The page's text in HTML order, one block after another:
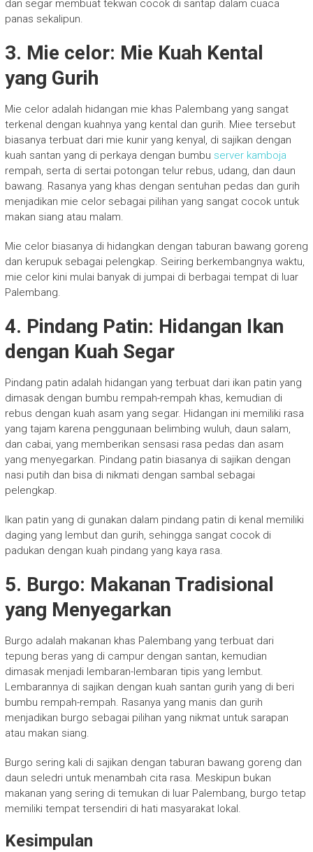
dan segar membuat tekwan cocok di santap dalam cuaca
panas sekalipun.
3. Mie celor: Mie Kuah Kental
yang Gurih
Mie celor adalah hidangan mie khas Palembang yang sangat
terkenal dengan kuahnya yang kental dan gurih. Miee tersebut
biasanya terbuat dari mie kunir yang kenyal, di sajikan dengan
kuah santan yang di perkaya dengan bumbu server kamboja
rempah, serta di sertai potongan telur rebus, udang, dan daun
bawang. Rasanya yang khas dengan sentuhan pedas dan gurih
menjadikan mie celor sebagai pilihan yang sangat cocok untuk
makan siang atau malam.
Mie celor biasanya di hidangkan dengan taburan bawang goreng
dan kerupuk sebagai pelengkap. Seiring berkembangnya waktu,
mie celor kini mulai banyak di jumpai di berbagai tempat di luar
Palembang.
4. Pindang Patin: Hidangan Ikan
dengan Kuah Segar
Pindang patin adalah hidangan yang terbuat dari ikan patin yang
dimasak dengan bumbu rempah-rempah khas, kemudian di
rebus dengan kuah asam yang segar. Hidangan ini memiliki rasa
yang tajam karena penggunaan belimbing wuluh, daun salam,
dan cabai, yang memberikan sensasi rasa pedas dan asam
yang menyegarkan. Pindang patin biasanya di sajikan dengan
nasi putih dan bisa di nikmati dengan sambal sebagai
pelengkap.
Ikan patin yang di gunakan dalam pindang patin di kenal memiliki
daging yang lembut dan gurih, sehingga sangat cocok di
padukan dengan kuah pindang yang kaya rasa.
5. Burgo: Makanan Tradisional
yang Menyegarkan
Burgo adalah makanan khas Palembang yang terbuat dari
tepung beras yang di campur dengan santan, kemudian
dimasak menjadi lembaran-lembaran tipis yang lembut.
Lembarannya di sajikan dengan kuah santan gurih yang di beri
bumbu rempah-rempah. Rasanya yang manis dan gurih
menjadikan burgo sebagai pilihan yang nikmat untuk sarapan
atau makan siang.
Burgo sering kali di sajikan dengan taburan bawang goreng dan
daun seledri untuk menambah cita rasa. Meskipun bukan
makanan yang sering di temukan di luar Palembang, burgo tetap
memiliki tempat tersendiri di hati masyarakat lokal.
Kesimpulan